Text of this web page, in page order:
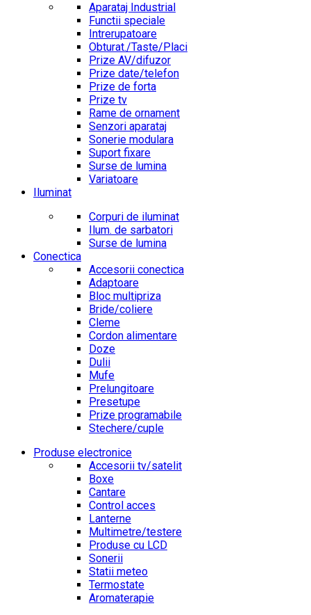
Aparataj Industrial
Functii speciale
Intrerupatoare
Obturat./Taste/Placi
Prize AV/difuzor
Prize date/telefon
Prize de forta
Prize tv
Rame de ornament
Senzori aparataj
Sonerie modulara
Suport fixare
Surse de lumina
Variatoare
Iluminat
Corpuri de iluminat
Ilum. de sarbatori
Surse de lumina
Conectica
Accesorii conectica
Adaptoare
Bloc multipriza
Bride/coliere
Cleme
Cordon alimentare
Doze
Dulii
Mufe
Prelungitoare
Presetupe
Prize programabile
Stechere/cuple
Produse electronice
Accesorii tv/satelit
Boxe
Cantare
Control acces
Lanterne
Multimetre/testere
Produse cu LCD
Sonerii
Statii meteo
Termostate
Aromaterapie